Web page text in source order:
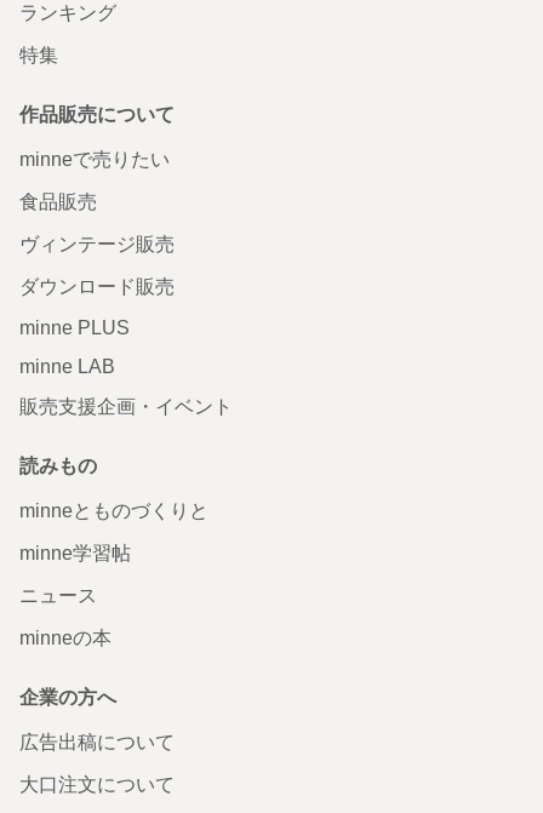
ランキング
特集
作品販売について
minneで売りたい
食品販売
ヴィンテージ販売
ダウンロード販売
minne PLUS
minne LAB
販売支援企画・イベント
読みもの
minneとものづくりと
minne学習帖
ニュース
minneの本
企業の方へ
広告出稿について
大口注文について